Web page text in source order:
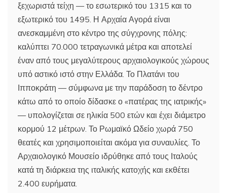
ξεχωριστά τείχη — το εσωτερικό του 1315 και το
εξωτερικό του 1495. Η Αρχαία Αγορά είναι
ανεσκαμμένη στο κέντρο της σύγχρονης πόλης:
καλύπτει 70.000 τετραγωνικά μέτρα και αποτελεί
έναν από τους μεγαλύτερους αρχαιολογικούς χώρους
υπό αστικό ιστό στην Ελλάδα. Το Πλατάνι του
Ιπποκράτη — σύμφωνα με την παράδοση το δέντρο
κάτω από το οποίο δίδασκε ο «πατέρας της ιατρικής»
— υπολογίζεται σε ηλικία 500 ετών και έχει διάμετρο
κορμού 12 μέτρων. Το Ρωμαϊκό Ωδείο χωρά 750
θεατές και χρησιμοποιείται ακόμα για συναυλίες. Το
Αρχαιολογικό Μουσείο ιδρύθηκε από τους Ιταλούς
κατά τη διάρκεια της ιταλικής κατοχής και εκθέτει
2.400 ευρήματα.